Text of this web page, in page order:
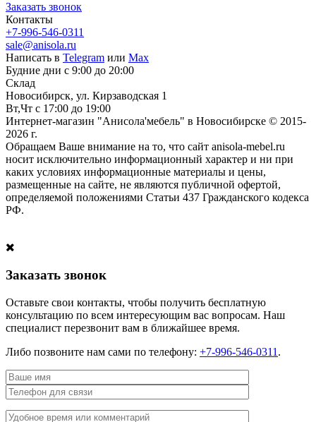
Заказать звонок
Контакты
+7-996-546-0311
sale@anisola.ru
Написать в Telegram или Max
Будние дни с 9:00 до 20:00
Склад
Новосибирск, ул. Кирзаводская 1
Вт,Чт с 17:00 до 19:00
Интернет-магазин "Анисола'мебель" в Новосибирске © 2015-
2026 г.
Обращаем Ваше внимание на то, что сайт anisola-mebel.ru
носит исключительно информационный характер и ни при
каких условиях информационные материалы и цены,
размещенные на сайте, не являются публичной офертой,
определяемой положениями Статьи 437 Гражданского кодекса
РФ.
Заказать звонок
Оставьте свои контакты, чтобы получить бесплатную
консультацию по всем интересующим вас вопросам. Наш
специалист перезвонит вам в ближайшее время.
Либо позвоните нам сами по телефону: +7-996-546-0311 .